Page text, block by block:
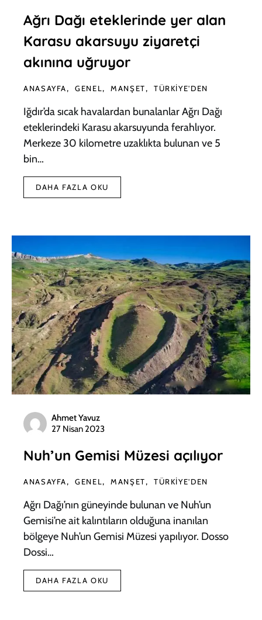
Ağrı Dağı eteklerinde yer alan
Karasu akarsuyu ziyaretçi
akınına uğruyor
ANASAYFA GENEL MANŞET TÜRKIYE'DEN
Iğdır’da sıcak havalardan bunalanlar Ağrı Dağı
eteklerindeki Karasu akarsuyunda ferahlıyor.
Merkeze 30 kilometre uzaklıkta bulunan ve 5
bin…
DAHA FAZLA OKU
Ahmet Yavuz
27 Nisan 2023
Nuh’un Gemisi Müzesi açılıyor
ANASAYFA GENEL MANŞET TÜRKIYE'DEN
Ağrı Dağı’nın güneyinde bulunan ve Nuh’un
Gemisi’ne ait kalıntıların olduğuna inanılan
bölgeye Nuh’un Gemisi Müzesi yapılıyor. Dosso
Dossi…
DAHA FAZLA OKU